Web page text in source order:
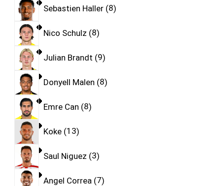
Sebastien Haller 8
Nico Schulz 8
Julian Brandt 9
Donyell Malen 8
Emre Can 8
Koke 13
Saul Niguez 3
Angel Correa 7